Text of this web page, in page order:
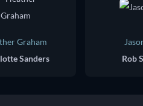
Graham
Sanders
Rob